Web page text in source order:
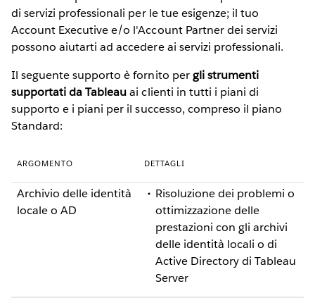
di servizi professionali per le tue esigenze; il tuo
Account Executive e/o l'Account Partner dei servizi
possono aiutarti ad accedere ai servizi professionali.
Il seguente supporto è fornito pergli strumenti
supportati da Tableauai clienti in tutti i piani di
supporto e i piani per il successo, compreso il piano
Standard:
ARGOMENTO DETTAGLI
Archivio delle identità
locale o AD
Risoluzione dei problemi o
ottimizzazione delle
prestazioni con gli archivi
delle identità locali o di
Active Directory di Tableau
Server